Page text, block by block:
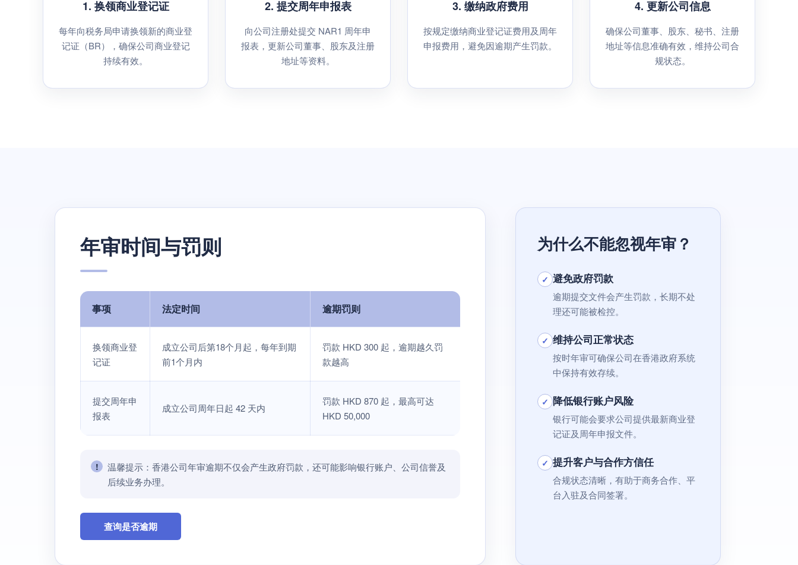
1. 换领商业登记证
每年向税务局申请换领新的商业登
记证（BR），确保公司商业登记
持续有效。
2. 提交周年申报表
向公司注册处提交 NAR1 周年申
报表，更新公司董事、股东及注册
地址等资料。
3. 缴纳政府费用
按规定缴纳商业登记证费用及周年
申报费用，避免因逾期产生罚款。
4. 更新公司信息
确保公司董事、股东、秘书、注册
地址等信息准确有效，维持公司合
规状态。
年审时间与罚则
事项 法定时间 逾期罚则
换领商业登
记证
成立公司后第18个月起，每年到期
前1个月内
罚款 HKD 300 起，逾期越久罚
款越高
提交周年申
报表
成立公司周年日起 42 天内
罚款 HKD 870 起，最高可达
HKD 50,000
温馨提示：香港公司年审逾期不仅会产生政府罚款，还可能影响银行账户、公司信誉及
后续业务办理。
查询是否逾期
为什么不能忽视年审？
✓ 避免政府罚款
逾期提交文件会产生罚款，长期不处
理还可能被检控。
✓ 维持公司正常状态
按时年审可确保公司在香港政府系统
中保持有效存续。
✓ 降低银行账户风险
银行可能会要求公司提供最新商业登
记证及周年申报文件。
✓ 提升客户与合作方信任
合规状态清晰，有助于商务合作、平
台入驻及合同签署。